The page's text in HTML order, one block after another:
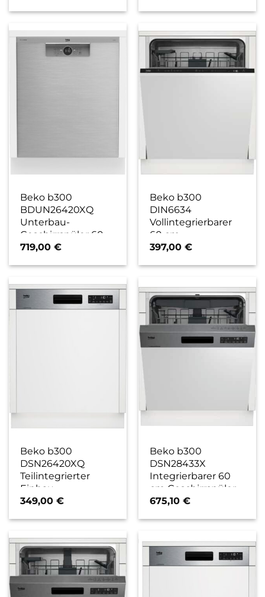
Beko b300
BDUN26420XQ
Unterbau-
Geschirrspüler 60
cm edelstahl / E
719,00€
Beko b300
DIN6634
Vollintegrierbarer
60 cm
Geschirrspüler / E
397,00€
Beko b300
DSN26420XQ
Teilintegrierter
Einbau-
Geschirrspüler 60
349,00€
Beko b300
DSN28433X
Integrierbarer 60
cm Geschirrspüler
edelstahl / D
675,10€